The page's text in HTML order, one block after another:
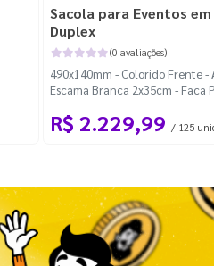
Sacola para Eventos
Duplex
(0 avaliações)
490x140mm - Colorido Frente
Escama Branca 2x35cm - Faca
R$ 2.229,99 / 125